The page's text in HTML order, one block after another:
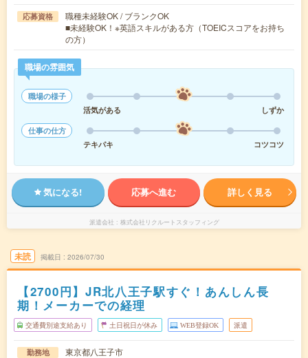
応募資格
職種未経験OK / ブランクOK
■未経験OK！※英語スキルがある方（TOEICスコアをお持ち
の方）
職場の雰囲気
職場の様子
活気がある
しずか
仕事の仕方
テキパキ
コツコツ
気になる! 応募へ進む 詳しく見る
派遣会社 株式会社リクルートスタッフィング
未読 掲載日 2026/07/30
【2700円】JR北八王子駅すぐ！あんしん長
期！メーカーでの経理
交通費別途支給あり 土日祝日が休み WEB登録OK 派遣
勤務地
東京都八王子市